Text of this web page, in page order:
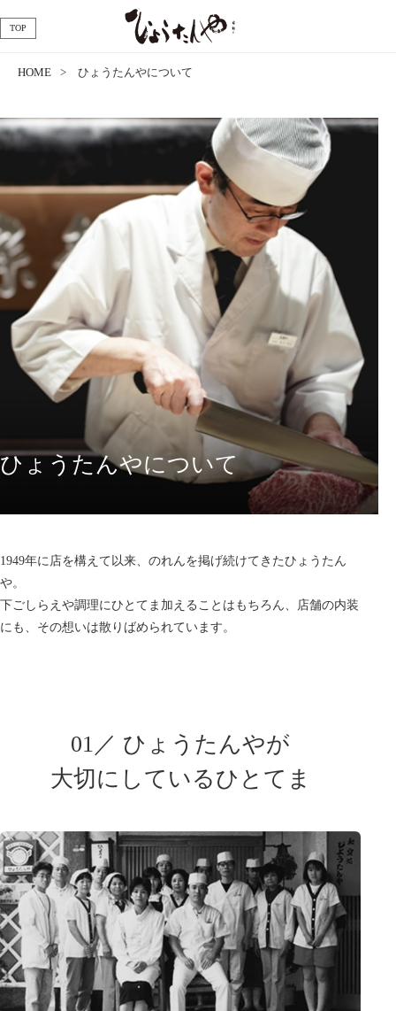
TOP
HOME ひょうたんやについて
ひょうたんやについて
1949年に店を構えて以来、のれんを掲げ続けてきたひょうたん
や。
下ごしらえや調理にひとてま加えることはもちろん、店舗の内装
にも、その想いは散りばめられています。
01／ ひょうたんやが
大切にしているひとてま